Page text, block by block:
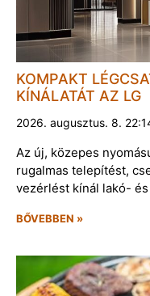
KOMPAKT
KÍNÁLATÁT AZ LG
2026. augusztus. 8.
Az új, közepes
rugalmas telepítést,
vezérlést kínál lakó-
BŐVEBBEN »